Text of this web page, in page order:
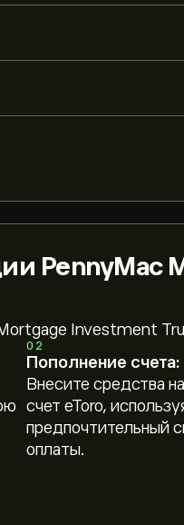
PennyMac
Investment
02
Пополнение счета:
Внесите средства
счет eToro,
предпочтительный
оплаты.